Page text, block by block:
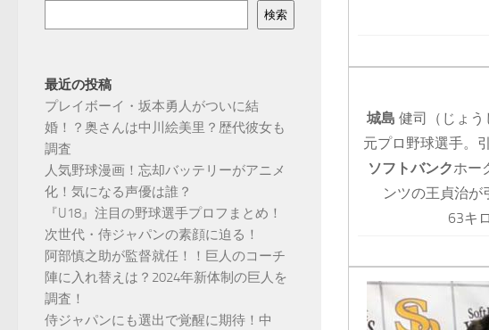
城島 健司（じょ
元プロ野球選手。
ソフトバンクホー
ンツの王貞治が
63キ
検索
最近の投稿
プレイボーイ・坂本勇人がついに結
婚！？奥さんは中川絵美里？歴代彼女も
調査
人気野球漫画！忘却バッテリーがアニメ
化！気になる声優は誰？
『U18』注目の野球選手プロフまとめ！
次世代・侍ジャパンの素顔に迫る！
阿部慎之助が監督就任！！巨人のコーチ
陣に入れ替えは？2024年新体制の巨人を
調査！
侍ジャパンにも選出で覚醒に期待！中